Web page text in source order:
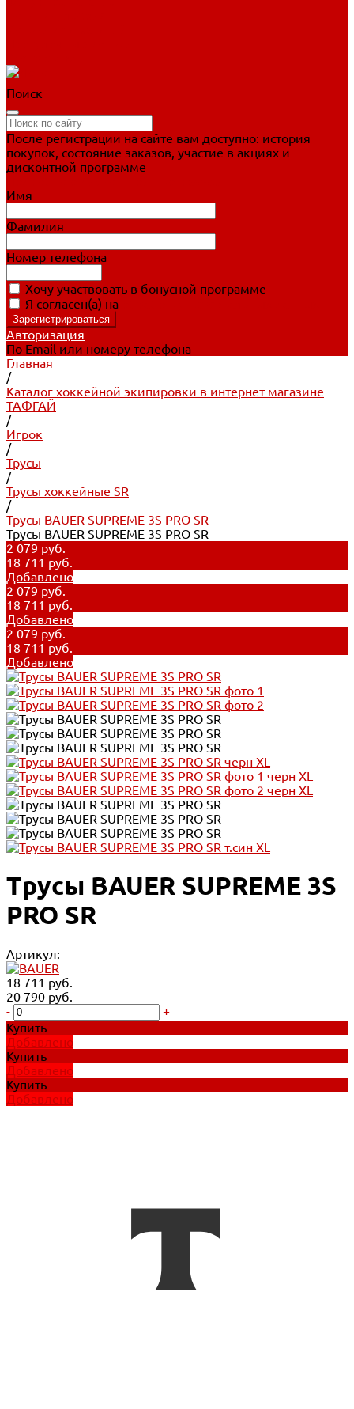
Поиск
После регистрации на сайте вам доступно: история
покупок, состояние заказов, участие в акциях и
дисконтной программе
Имя
Фамилия
Номер телефона
Хочу участвовать в бонусной программе
Я согласен(а) на
Авторизация
По Email или номеру телефона
Главная
/
Каталог хоккейной экипировки в интернет магазине
ТАФГАЙ
/
Игрок
/
Трусы
/
Трусы хоккейные SR
/
Трусы BAUER SUPREME 3S PRO SR
Трусы BAUER SUPREME 3S PRO SR
2 079 руб.
18 711 руб.
Добавлено
2 079 руб.
18 711 руб.
Добавлено
2 079 руб.
18 711 руб.
Добавлено
Трусы BAUER SUPREME 3S
PRO SR
Артикул:
18 711 руб.
20 790 руб.
-
+
Купить
Добавлено
Купить
Добавлено
Купить
Добавлено